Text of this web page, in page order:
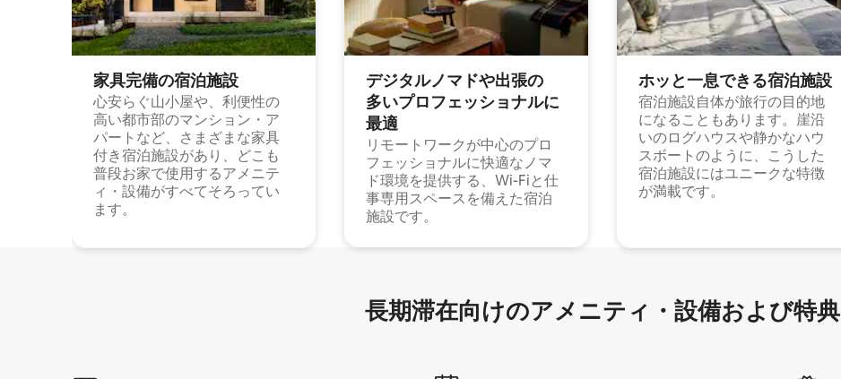
家具完備の宿⁠泊⁠施⁠設
心安らぐ山小屋や、利便性の
高い都市部のマンション・ア
パートなど、さまざまな家具
付き宿泊施設があり、どこも
普段お家で使用するアメニテ
ィ・設備がすべてそろってい
ます。
デジタルノマドや出⁠張⁠の
多⁠いプ⁠ロ⁠フ⁠ェ⁠ッ⁠シ⁠ョ⁠ナ⁠ル⁠に
最⁠適
リモートワークが中心のプロ
フェッショナルに快適なノマ
ド環境を提供する、Wi-Fiと仕
事専用スペースを備えた宿泊
施設です。
ホッと一⁠息⁠で⁠き⁠る宿⁠泊施⁠設
宿泊施設自体が旅行の目的地
になることもあります。崖沿
いのログハウスや静かなハウ
スボートのように、こうした
宿泊施設にはユニークな特徴
が満載です。
長期滞在向け⁠のア⁠メ⁠ニ⁠テ⁠ィ⁠・設⁠備⁠および特⁠典